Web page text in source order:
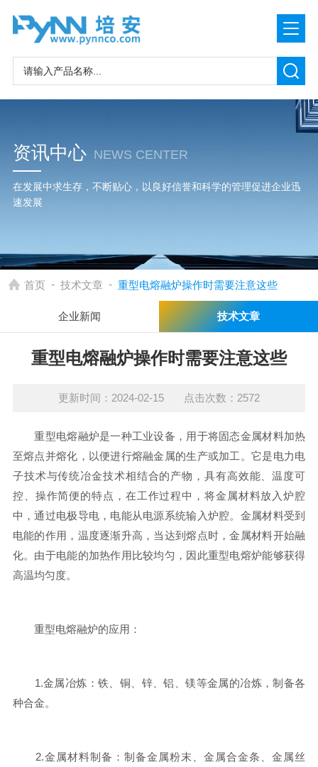
资讯中心 NEWS CENTER
在发展中求生存，不断贴心，以良好信誉和科学的管理促进企业迅
速发展
首页 - 技术文章 - 重型电熔融炉操作时需要注意这些
企业新闻 技术文章
重型电熔融炉操作时需要注意这些
更新时间：2024-02-15 点击次数：2572
重型电熔融炉是一种工业设备，用于将固态金属材料加热
至熔点并熔化，以便进行熔融金属的生产或加工。它是电力电
子技术与传统冶金技术相结合的产物，具有高效能、温度可
控、操作简便的特点，在工作过程中，将金属材料放入炉腔
中，通过电极导电，电能从电源系统输入炉腔。金属材料受到
电能的作用，温度逐渐升高，当达到熔点时，金属材料开始融
化。由于电能的加热作用比较均匀，因此重型电熔炉能够获得
高温均匀度。
重型电熔融炉的应用：
1.金属冶炼：铁、铜、锌、铝、镁等金属的冶炼，制备各
种合金。
2.金属材料制备：制备金属粉末、金属合金条、金属丝